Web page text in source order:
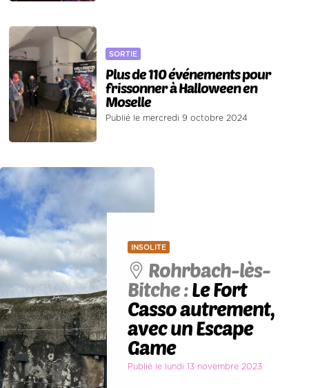
SORTIE
Plus de 110 événements pour
frissonner à Halloween en
Moselle
Publié le mercredi 9 octobre 2024
INSOLITE
Rohrbach-lès-
Bitche :Le Fort
Casso autrement,
avec un Escape
Game
Publié le lundi 13 novembre 2023